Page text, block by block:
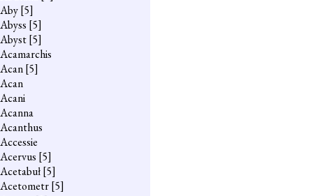
Aby[5]
Abyss [5]
Abyst[5]
Acamarchis
Acan[5]
Acan
Acani
Acanna
Acanthus
Accessie
Acervus [5]
Acetabuł[5]
Acetometr[5]